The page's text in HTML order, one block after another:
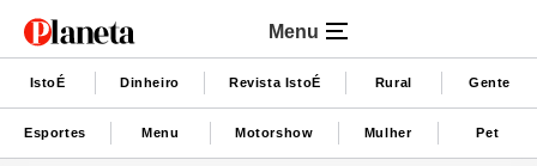
Menu
IstoÉ Dinheiro Revista IstoÉ Rural Gente
Esportes Menu Motorshow Mulher Pet